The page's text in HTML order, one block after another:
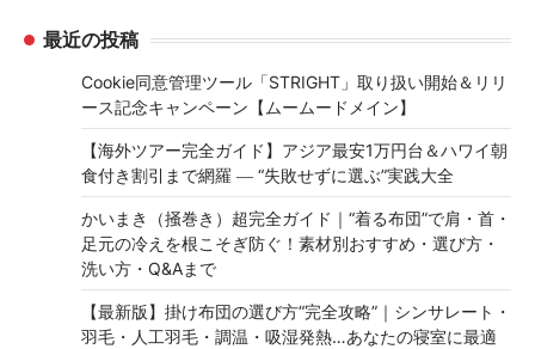
最近の投稿
Cookie同意管理ツール「STRIGHT」取り扱い開始＆リリ
ース記念キャンペーン【ムームードメイン】
【海外ツアー完全ガイド】アジア最安1万円台＆ハワイ朝
食付き割引まで網羅 ― “失敗せずに選ぶ”実践大全
かいまき（掻巻き）超完全ガイド｜“着る布団”で肩・首・
足元の冷えを根こそぎ防ぐ！素材別おすすめ・選び方・
洗い方・Q&Aまで
【最新版】掛け布団の選び方“完全攻略”｜シンサレート・
羽毛・人工羽毛・調温・吸湿発熱…あなたの寝室に最適